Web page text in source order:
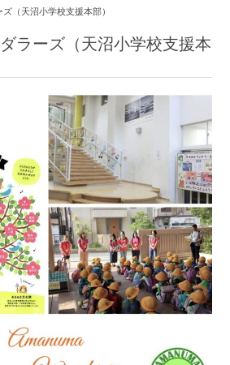
（天沼小学校支援本部）
ラーズ（天沼小学校支援本